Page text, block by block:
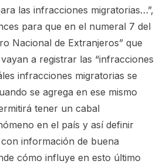
las infracciones migratorias…”,
para que en el numeral 7 del
Nacional de Extranjeros” que
a registrar las “infracciones
infracciones migratorias se
se agrega en ese mismo
tener un cabal
en el país y así definir
información de buena
cómo influye en esto último